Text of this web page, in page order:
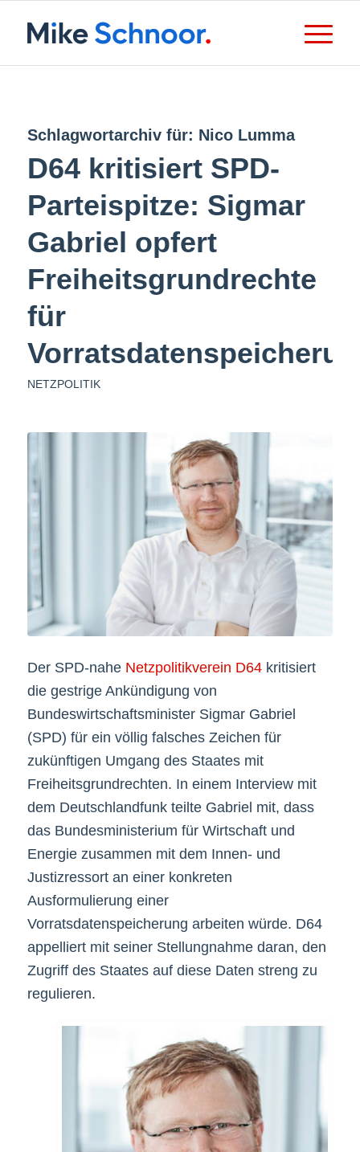
Schlagwortarchiv für: Nico Lumma
D64 kritisiert SPD-
Parteispitze: Sigmar
Gabriel opfert
Freiheitsgrundrechte
für
NETZPOLITIK
Der SPD-nahe Netzpolitikverein D64kritisiert
die gestrige Ankündigung von
Bundeswirtschaftsminister Sigmar Gabriel
(SPD) für ein völlig falsches Zeichen für
zukünftigen Umgang des Staates mit
Freiheitsgrundrechten. In einem Interview mit
dem Deutschlandfunk teilte Gabriel mit, dass
das Bundesministerium für Wirtschaft und
Energie zusammen mit dem Innen- und
Justizressort an einer konkreten
Ausformulierung einer
Vorratsdatenspeicherung arbeiten würde. D64
appelliert mit seiner Stellungnahme daran, den
Zugriff des Staates auf diese Daten streng zu
regulieren.